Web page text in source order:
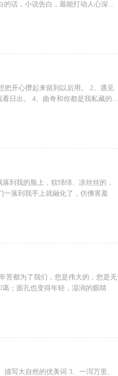
的话，小说告白，最能打动人心深...
把开心攒起来留到以后用。 2、遇见
日出。 4、曲奇和你都是我私藏的...
到我的脸上，软绵绵、凉丝丝的，
一落到我手上就融化了，仿佛害羞
苦都为了我们，您是伟大的，您是无
；面孔也变得年轻，湿润的眼睛
写大自然的优美词 3、一泻万里、